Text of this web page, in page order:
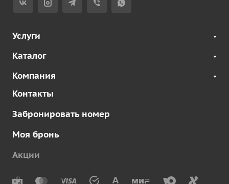
Услуги
Каталог
Компания
Контакты
Забронировать номер
Моя бронь
Акции